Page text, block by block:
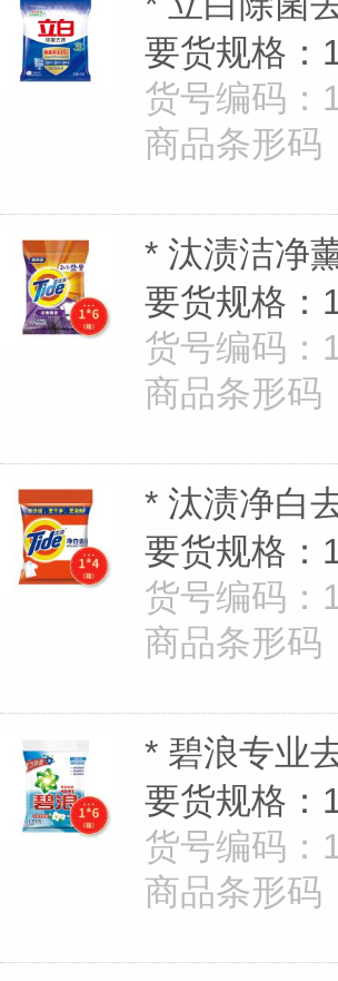
要货规格：
货号编码：
商品条形码
* 汰渍洁净
要货规格：
货号编码：
商品条形码
* 汰渍净白
要货规格：
货号编码：
商品条形码
* 碧浪专业
要货规格：
货号编码：
商品条形码